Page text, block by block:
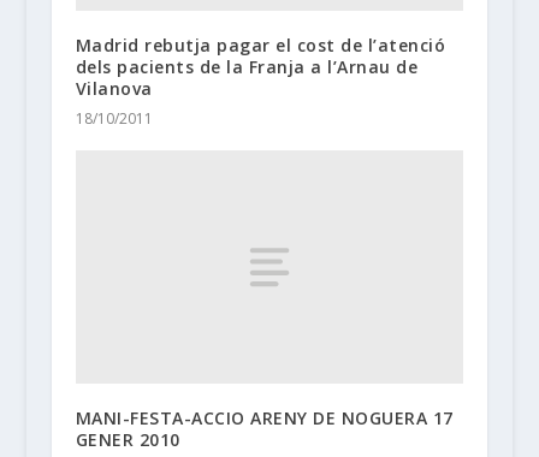
Madrid rebutja pagar el cost de l’atenció
dels pacients de la Franja a l’Arnau de
Vilanova
18/10/2011
MANI-FESTA-ACCIO ARENY DE NOGUERA 17
GENER 2010